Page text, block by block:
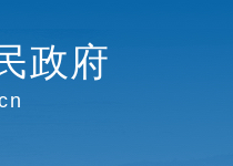
政府